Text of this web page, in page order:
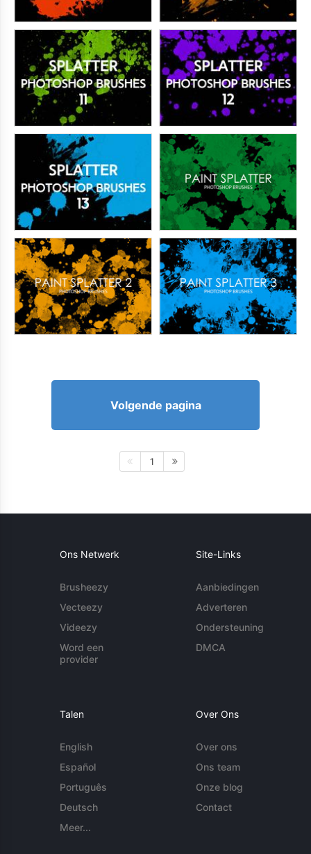
Volgende pagina
1
Ons Netwerk
Brusheezy
Vecteezy
Videezy
Word een
provider
Site-Links
Aanbiedingen
Adverteren
Ondersteuning
DMCA
Talen
English
Español
Português
Deutsch
Meer...
Over Ons
Over ons
Ons team
Onze blog
Contact